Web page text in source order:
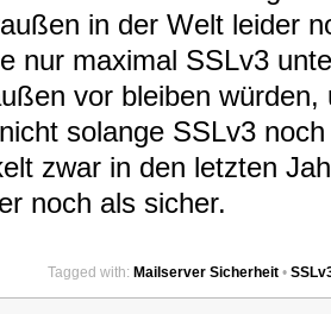
in der Welt leider
nur maximal SSLv3
vor bleiben würden,
solange SSLv3
zwar in den letzten
noch als sicher.
Tagged with: Mailserver Sicherheit •